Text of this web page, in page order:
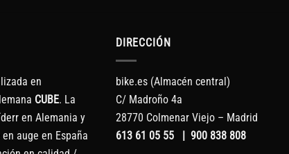
en
CUBE. La
en Alemania y
auge en España
DIRECCIÓN
bike.es (Almacén central)
C/ Madroño 4a
28770 Colmenar Viejo – Madrid
613 61 05 55
900 838 808